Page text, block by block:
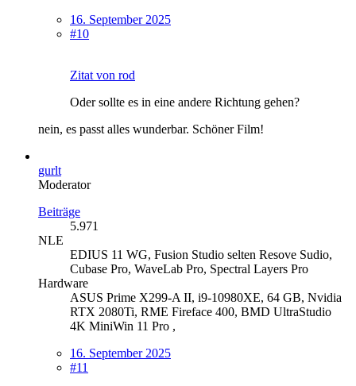
16. September 2025
#10
Zitat von rod
Oder sollte es in eine andere Richtung gehen?
nein, es passt alles wunderbar. Schöner Film!
gurlt
Moderator
Beiträge
5.971
NLE
EDIUS 11 WG, Fusion Studio selten Resove Sudio,
Cubase Pro, WaveLab Pro, Spectral Layers Pro
Hardware
ASUS Prime X299-A II, i9-10980XE, 64 GB, Nvidia
RTX 2080Ti, RME Fireface 400, BMD UltraStudio
4K MiniWin 11 Pro ,
16. September 2025
#11